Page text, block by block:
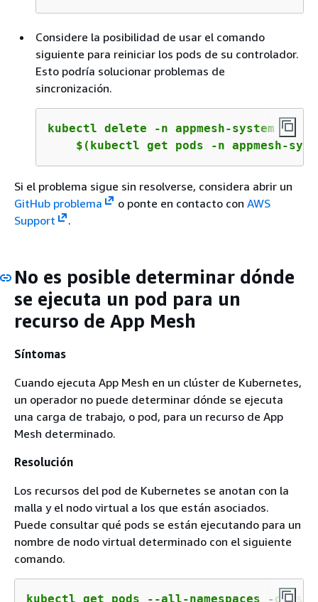
Considere la posibilidad de usar el comando
siguiente para reiniciar los pods de su controlador.
Esto podría solucionar problemas de
sincronización.
kubectl delete -n appmesh-system \
$(kubectl get pods -n appmesh-
Si el problema sigue sin resolverse, considera abrir un
GitHub problema
o ponte en contacto con AWS
Support
.
No es posible determinar dónde
se ejecuta un pod para un
recurso de App Mesh
Síntomas
Cuando ejecuta App Mesh en un clúster de Kubernetes,
un operador no puede determinar dónde se ejecuta
una carga de trabajo, o pod, para un recurso de App
Mesh determinado.
Resolución
Los recursos del pod de Kubernetes se anotan con la
malla y el nodo virtual a los que están asociados.
Puede consultar qué pods se están ejecutando para un
nombre de nodo virtual determinado con el siguiente
comando.
kubectl get pods --all-namespaces -o